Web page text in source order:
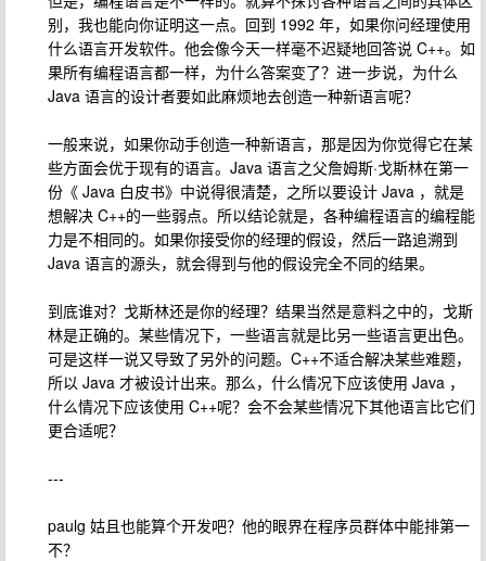
别，我也能向你证明这一点。回到 1992 年，如果你问经理使用
什么语言开发软件。他会像今天一样毫不迟疑地回答说 C++。如
果所有编程语言都一样，为什么答案变了？进一步说，为什么
Java 语言的设计者要如此麻烦地去创造一种新语言呢？
一般来说，如果你动手创造一种新语言，那是因为你觉得它在某
些方面会优于现有的语言。Java 语言之父詹姆斯·戈斯林在第一
份《 Java 白皮书》中说得很清楚，之所以要设计 Java ，就是
想解决 C++的一些弱点。所以结论就是，各种编程语言的编程能
力是不相同的。如果你接受你的经理的假设，然后一路追溯到
Java 语言的源头，就会得到与他的假设完全不同的结果。
到底谁对？戈斯林还是你的经理？结果当然是意料之中的，戈斯
林是正确的。某些情况下，一些语言就是比另一些语言更出色。
可是这样一说又导致了另外的问题。C++不适合解决某些难题，
所以 Java 才被设计出来。那么，什么情况下应该使用 Java ，
什么情况下应该使用 C++呢？会不会某些情况下其他语言比它们
更合适呢？
---
paulg 姑且也能算个开发吧？他的眼界在程序员群体中能排第一
不？